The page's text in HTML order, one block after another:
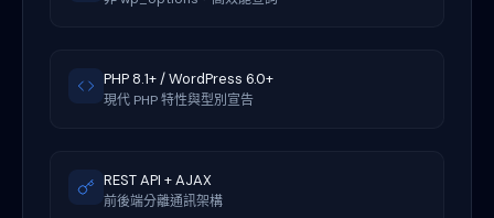
PHP 8.1+ / WordPress 6.0+
現代 PHP 特性與型別宣告
REST API + AJAX
前後端分離通訊架構